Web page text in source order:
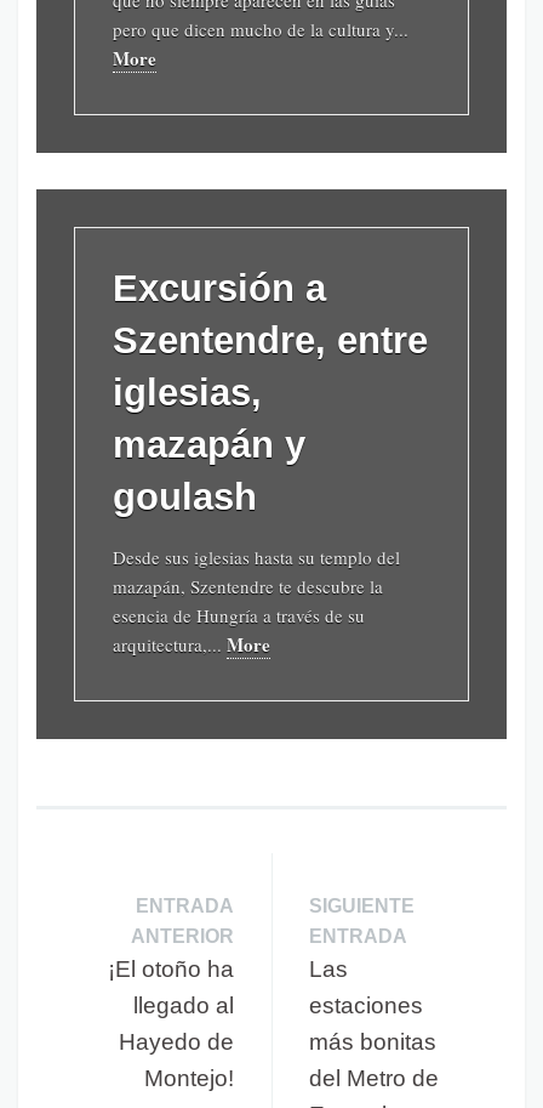
pero que dicen mucho de la cultura y...
More
Excursión a
Szentendre, entre
iglesias,
mazapán y
goulash
Desde sus iglesias hasta su templo del
mazapán, Szentendre te descubre la
esencia de Hungría a través de su
arquitectura,... More
ENTRADA
ANTERIOR
¡El otoño ha
llegado al
Hayedo de
Montejo!
SIGUIENTE
ENTRADA
Las
estaciones
más bonitas
del Metro de